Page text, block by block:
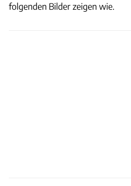
folgenden Bilder zeigen wie.